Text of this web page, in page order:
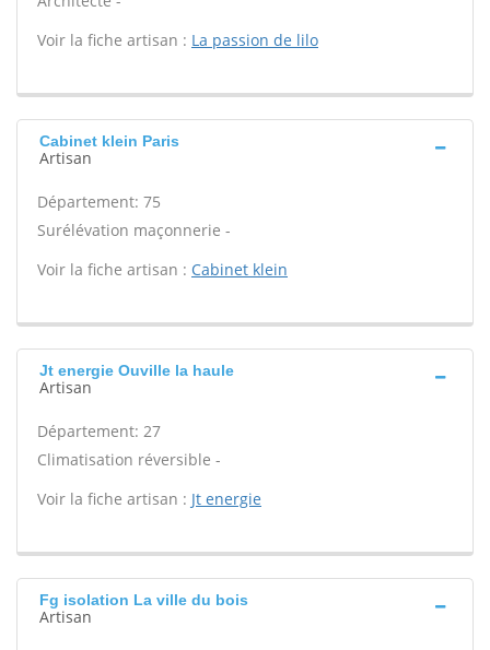
Voir la fiche artisan : La passion de lilo
Cabinet klein Paris
Artisan
Département: 75
Surélévation maçonnerie -
Voir la fiche artisan : Cabinet klein
Jt energie Ouville la haule
Artisan
Département: 27
Climatisation réversible -
Voir la fiche artisan : Jt energie
Fg isolation La ville du bois
Artisan